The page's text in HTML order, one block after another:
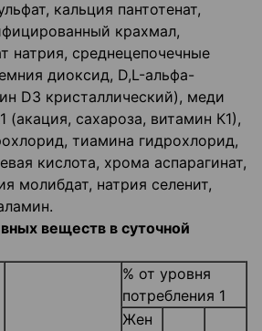
кальция пантотенат,
крахмал,
натрия, среднецепочечные
диоксид, D,L-альфа-
D3 кристаллический), меди
(акация, сахароза, витамин К1),
тиамина гидрохлорид,
кислота, хрома аспарагинат,
молибдат, натрия селенит,
веществ в суточной
% от уровня
потребления 1
Жен